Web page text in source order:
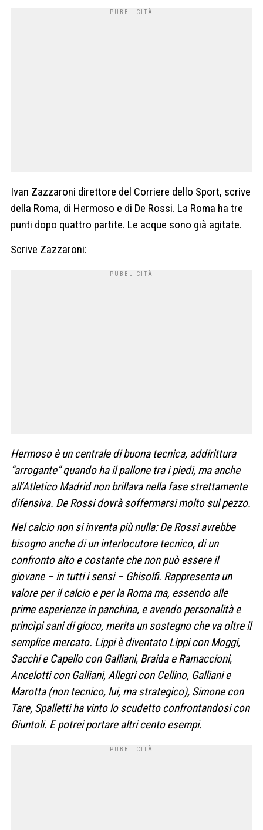
Ivan Zazzaroni direttore del Corriere dello Sport, scrive
della Roma, di Hermoso e di De Rossi. La Roma ha tre
punti dopo quattro partite. Le acque sono già agitate.
Scrive Zazzaroni:
Hermoso è un centrale di buona tecnica, addirittura
“arrogante” quando ha il pallone tra i piedi, ma anche
all’Atletico Madrid non brillava nella fase strettamente
difensiva. De Rossi dovrà soffermarsi molto sul pezzo.
Nel calcio non si inventa più nulla: De Rossi avrebbe
bisogno anche di un interlocutore tecnico, di un
confronto alto e costante che non può essere il
giovane – in tutti i sensi – Ghisolfi. Rappresenta un
valore per il calcio e per la Roma ma, essendo alle
prime esperienze in panchina, e avendo personalità e
princìpi sani di gioco, merita un sostegno che va oltre il
semplice mercato. Lippi è diventato Lippi con Moggi,
Sacchi e Capello con Galliani, Braida e Ramaccioni,
Ancelotti con Galliani, Allegri con Cellino, Galliani e
Marotta (non tecnico, lui, ma strategico), Simone con
Tare, Spalletti ha vinto lo scudetto confrontandosi con
Giuntoli. E potrei portare altri cento esempi.